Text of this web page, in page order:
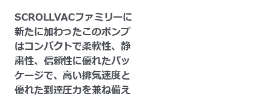
SCROLLVACファミリーに
新たに加わったこのポンプ
はコンパクトで柔軟性、静
粛性、信頼性に優れたパッ
ケージで、高い排気速度と
優れた到達圧力を兼ね備え